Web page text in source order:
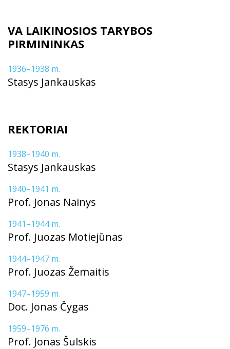
VA LAIKINOSIOS TARYBOS
PIRMININKAS
1936–1938 m.
Stasys Jankauskas
REKTORIAI
1938–1940 m.
Stasys Jankauskas
1940–1941 m.
Prof. Jonas Nainys
1941–1944 m.
Prof. Juozas Motiejūnas
1944–1947 m.
Prof. Juozas Žemaitis
1947–1959 m.
Doc. Jonas Čygas
1959–1976 m.
Prof. Jonas Šulskis